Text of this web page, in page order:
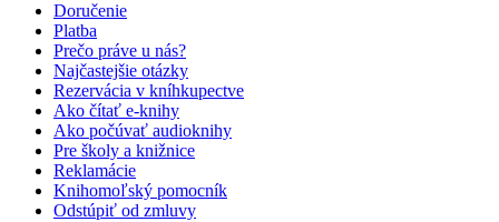
Doručenie
Platba
Prečo práve u nás?
Najčastejšie otázky
Rezervácia v kníhkupectve
Ako čítať e-knihy
Ako počúvať audioknihy
Pre školy a knižnice
Reklamácie
Knihomoľský pomocník
Odstúpiť od zmluvy